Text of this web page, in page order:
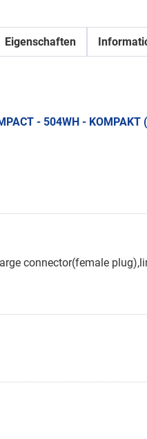
Eigenschaften
- 504WH - KOMPAKT
connector(female